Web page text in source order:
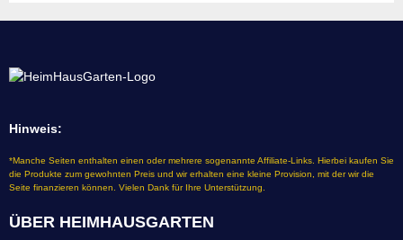
Hinweis:
*Manche Seiten enthalten einen oder mehrere sogenannte Affiliate-Links. Hierbei kaufen Sie
die Produkte zum gewohnten Preis und wir erhalten eine kleine Provision, mit der wir die
Seite finanzieren können. Vielen Dank für Ihre Unterstützung.
ÜBER HEIMHAUSGARTEN